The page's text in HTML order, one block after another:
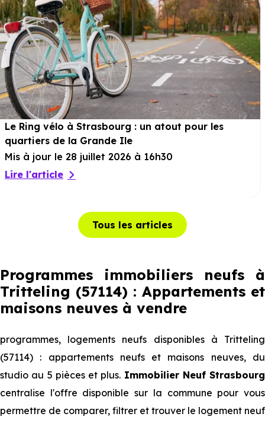
Le Ring vélo à Strasbourg : un atout pour les
quartiers de la Grande Ile
Mis à jour le 28 juillet 2026 à 16h30
Lire l'article
Tous les articles
Programmes immobiliers neufs à
Tritteling (57114) : Appartements et
maisons neuves à vendre
programmes, logements neufs disponibles à Tritteling
(57114) : appartements neufs et maisons neuves, du
studio au 5 pièces et plus. Immobilier Neuf Strasbourg
centralise l'offre disponible sur la commune pour vous
permettre de comparer, filtrer et trouver le logement neuf